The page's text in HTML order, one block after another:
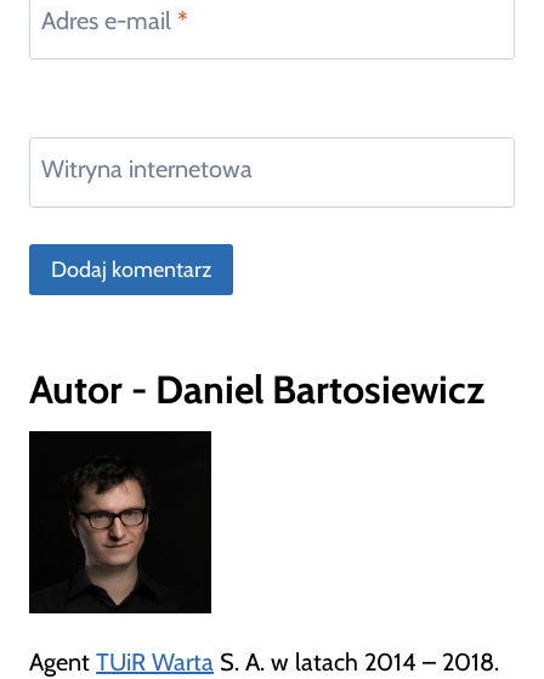
Adres e-mail *
Witryna internetowa
Autor - Daniel Bartosiewicz
Agent TUiR Warta S. A. w latach 2014 – 2018.